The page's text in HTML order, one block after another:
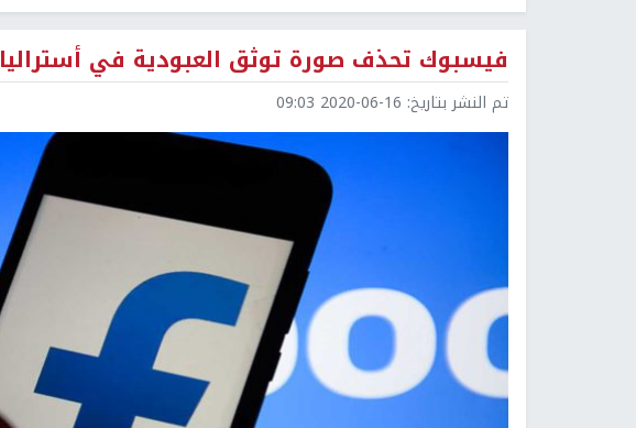
فيسبوك تحذف صورة توثق العبودية في أستراليا
تم النشر بتاريخ: 2020-06-16 09:03